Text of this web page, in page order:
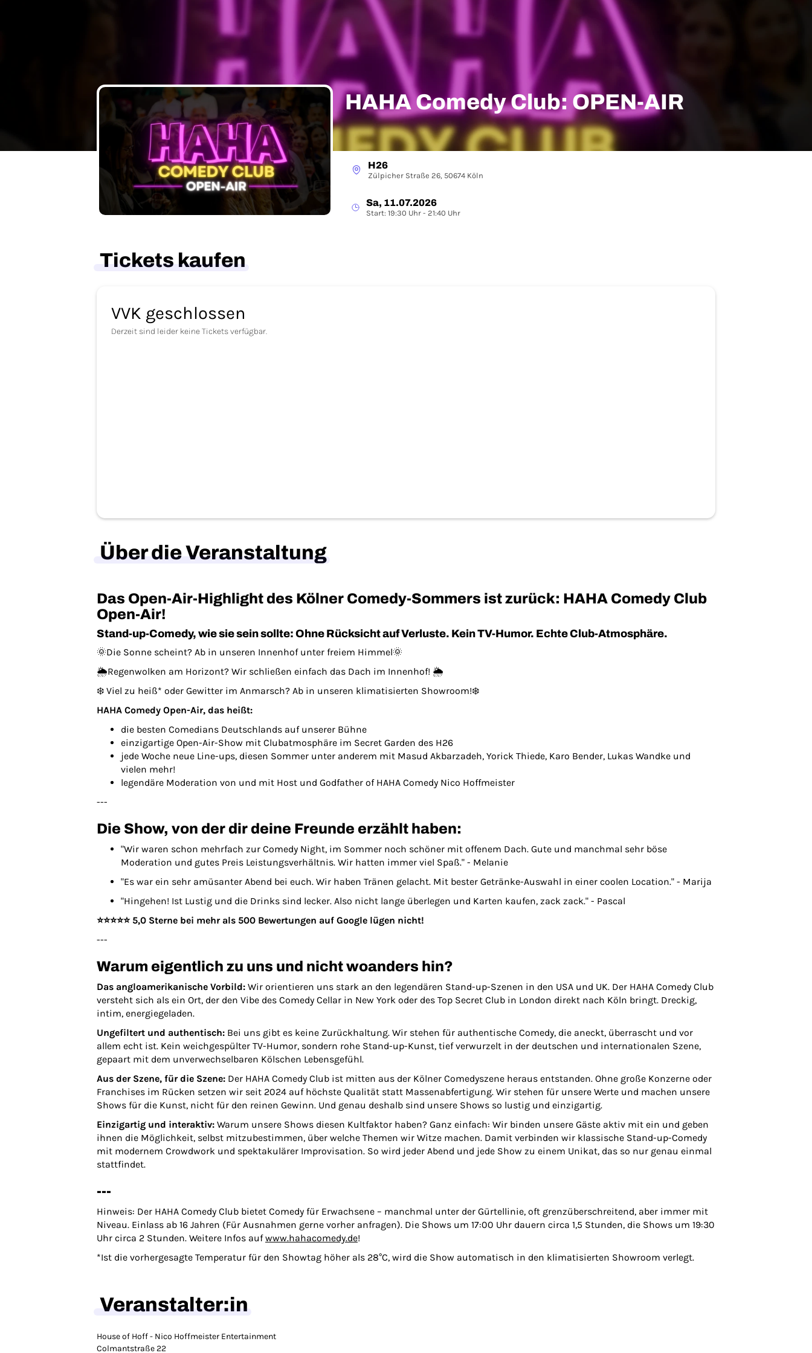
HAHA Comedy Club: OPEN-AIR
H26
Zülpicher Straße 26, 50674 Köln
Sa, 11.07.2026
Start: 19:30 Uhr - 21:40 Uhr
Tickets kaufen
VVK geschlossen
Derzeit sind leider keine Tickets verfügbar.
Über die Veranstaltung
Das Open-Air-Highlight des Kölner Comedy-Sommers ist zurück: HAHA Comedy Club
Open-Air!
Stand-up-Comedy, wie sie sein sollte: Ohne Rücksicht auf Verluste. Kein TV-Humor. Echte Club-Atmosphäre.
🌞Die Sonne scheint? Ab in unseren Innenhof unter freiem Himmel🌞
🌦️Regenwolken am Horizont? Wir schließen einfach das Dach im Innenhof! 🌦️
❄️ Viel zu heiß* oder Gewitter im Anmarsch? Ab in unseren klimatisierten Showroom!❄️
HAHA Comedy Open-Air, das heißt:
die besten Comedians Deutschlands auf unserer Bühne
einzigartige Open-Air-Show mit Clubatmosphäre im Secret Garden des H26
jede Woche neue Line-ups, diesen Sommer unter anderem mit Masud Akbarzadeh, Yorick Thiede, Karo Bender, Lukas Wandke und
vielen mehr!
legendäre Moderation von und mit Host und Godfather of HAHA Comedy Nico Hoffmeister
---
Die Show, von der dir deine Freunde erzählt haben:
"Wir waren schon mehrfach zur Comedy Night, im Sommer noch schöner mit offenem Dach. Gute und manchmal sehr böse
Moderation und gutes Preis Leistungsverhältnis. Wir hatten immer viel Spaß." - Melanie
"Es war ein sehr amüsanter Abend bei euch. Wir haben Tränen gelacht. Mit bester Getränke-Auswahl in einer coolen Location." - Marija
"Hingehen! Ist Lustig und die Drinks sind lecker. Also nicht lange überlegen und Karten kaufen, zack zack." - Pascal
⭐️⭐️⭐️⭐️⭐️ 5,0 Sterne bei mehr als 500 Bewertungen auf Google lügen nicht!
---
Warum eigentlich zu uns und nicht woanders hin?
Das angloamerikanische Vorbild: Wir orientieren uns stark an den legendären Stand-up-Szenen in den USA und UK. Der HAHA Comedy Club
versteht sich als ein Ort, der den Vibe des Comedy Cellar in New York oder des Top Secret Club in London direkt nach Köln bringt. Dreckig,
intim, energiegeladen.
Ungefiltert und authentisch: Bei uns gibt es keine Zurückhaltung. Wir stehen für authentische Comedy, die aneckt, überrascht und vor
allem echt ist. Kein weichgespülter TV-Humor, sondern rohe Stand-up-Kunst, tief verwurzelt in der deutschen und internationalen Szene,
gepaart mit dem unverwechselbaren Kölschen Lebensgefühl.
Aus der Szene, für die Szene: Der HAHA Comedy Club ist mitten aus der Kölner Comedyszene heraus entstanden. Ohne große Konzerne oder
Franchises im Rücken setzen wir seit 2024 auf höchste Qualität statt Massenabfertigung. Wir stehen für unsere Werte und machen unsere
Shows für die Kunst, nicht für den reinen Gewinn. Und genau deshalb sind unsere Shows so lustig und einzigartig.
Einzigartig und interaktiv: Warum unsere Shows diesen Kultfaktor haben? Ganz einfach: Wir binden unsere Gäste aktiv mit ein und geben
ihnen die Möglichkeit, selbst mitzubestimmen, über welche Themen wir Witze machen. Damit verbinden wir klassische Stand-up-Comedy
mit modernem Crowdwork und spektakulärer Improvisation. So wird jeder Abend und jede Show zu einem Unikat, das so nur genau einmal
stattfindet.
---
Hinweis: Der HAHA Comedy Club bietet Comedy für Erwachsene – manchmal unter der Gürtellinie, oft grenzüberschreitend, aber immer mit
Niveau. Einlass ab 16 Jahren (Für Ausnahmen gerne vorher anfragen). Die Shows um 17:00 Uhr dauern circa 1,5 Stunden, die Shows um 19:30
Uhr circa 2 Stunden. Weitere Infos aufwww.hahacomedy.de!
*Ist die vorhergesagte Temperatur für den Showtag höher als 28°C, wird die Show automatisch in den klimatisierten Showroom verlegt.
Veranstalter:in
House of Hoff - Nico Hoffmeister Entertainment
Colmantstraße 22